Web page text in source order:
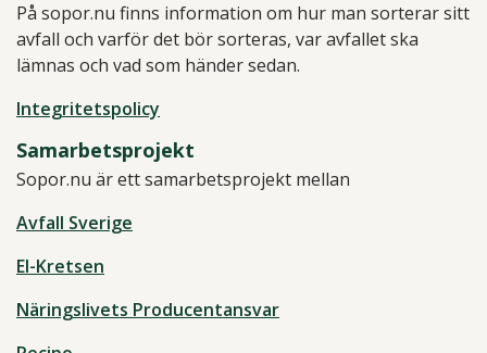
På sopor.nu finns information om hur man sorterar sitt
avfall och varför det bör sorteras, var avfallet ska
lämnas och vad som händer sedan.
Integritetspolicy
Samarbetsprojekt
Sopor.nu är ett samarbetsprojekt mellan
Avfall Sverige
El-Kretsen
Näringslivets Producentansvar